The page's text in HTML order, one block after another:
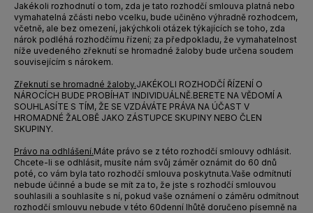
Jakékoli rozhodnutí o tom, zda je tato rozhodčí smlouva platná nebo
vymahatelná zčásti nebo vcelku, bude učiněno výhradně rozhodcem,
včetně, ale bez omezení, jakýchkoli otázek týkajících se toho, zda
nárok podléhá rozhodčímu řízení; za předpokladu, že vymahatelnost
níže uvedeného zřeknutí se hromadné žaloby bude určena soudem
souvisejícím s nárokem.
Zřeknutí se hromadné žaloby.JAKÉKOLI ROZHODČÍ ŘÍZENÍ O
NÁROCÍCH BUDE PROBÍHAT INDIVIDUÁLNĚ.BERETE NA VĚDOMÍ A
SOUHLASÍTE S TÍM, ŽE SE VZDÁVÁTE PRÁVA NA ÚČAST V
HROMADNÉ ŽALOBĚ JAKO ZÁSTUPCE SKUPINY NEBO ČLEN
SKUPINY.
Právo na odhlášení.Máte právo se z této rozhodčí smlouvy odhlásit.
Chcete-li se odhlásit, musíte nám svůj záměr oznámit do 60 dnů
poté, co vám byla tato rozhodčí smlouva poskytnuta.Vaše odmítnutí
nebude účinné a bude se mít za to, že jste s rozhodčí smlouvou
souhlasili a souhlasíte s ní, pokud vaše oznámení o záměru odmítnout
rozhodčí smlouvu nebude v této 60denní lhůtě doručeno písemně na